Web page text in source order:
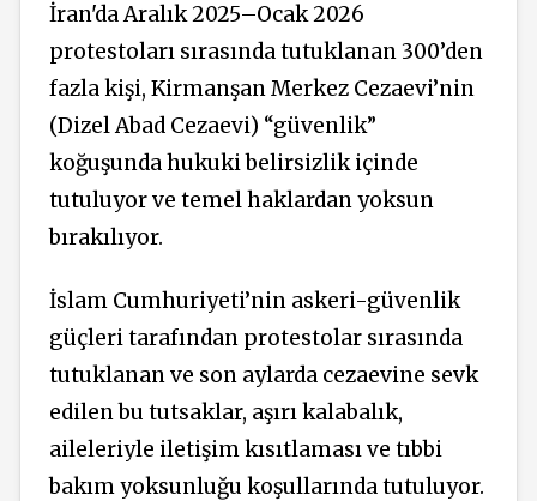
İran'da Aralık 2025–Ocak 2026
protestoları sırasında tutuklanan 300’den
fazla kişi, Kirmanşan Merkez Cezaevi’nin
(Dizel Abad Cezaevi) “güvenlik”
koğuşunda hukuki belirsizlik içinde
tutuluyor ve temel haklardan yoksun
bırakılıyor.
İslam Cumhuriyeti’nin askeri-güvenlik
güçleri tarafından protestolar sırasında
tutuklanan ve son aylarda cezaevine sevk
edilen bu tutsaklar, aşırı kalabalık,
aileleriyle iletişim kısıtlaması ve tıbbi
bakım yoksunluğu koşullarında tutuluyor.